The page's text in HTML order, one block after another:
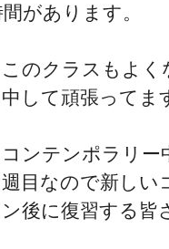
があります。
このクラスもよく
中して頑張ってま
コンテンポラリー
週目なので新しい
ン後に復習する皆